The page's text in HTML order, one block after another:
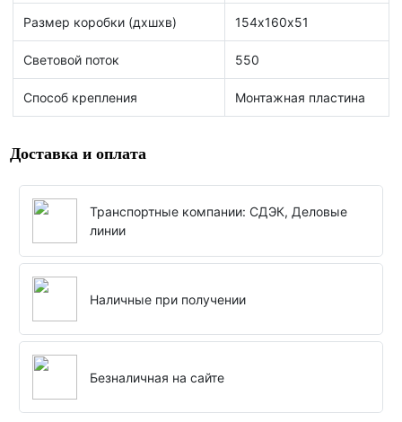
Размер коробки (дхшхв) 154х160х51
Световой поток 550
Способ крепления Монтажная пластина
Доставка и оплата
Транспортные компании: СДЭК, Деловые
линии
Наличные при получении
Безналичная на сайте